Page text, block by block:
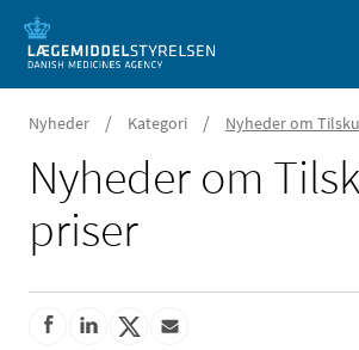
Nyheder / Kategori / Nyheder om
Nyheder om
priser